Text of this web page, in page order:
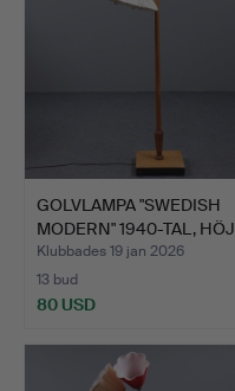
GOLVLAMPA "SWEDISH
MODERN" 1940-TAL, HÖJ
O…
Klubbades 19 jan 2026
13 bud
80 USD